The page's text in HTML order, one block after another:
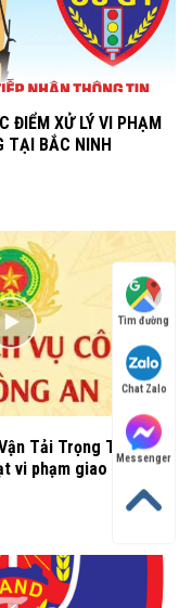
ĐIỂM XỬ LÝ VI PHẠM
TẠI BẮC NINH
Tải Trọng Thành –
vi phạm giao thông
Tìm đường
Chat Zalo
Messenger